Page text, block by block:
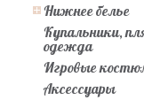
Нижнее белье
Купальники,
одежда
Игровые
Аксессуары